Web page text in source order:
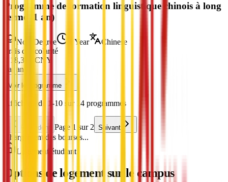
Programme de formation linguistique chinois à long
terme (1 an)
Non-Degree 1 Year
Chinese
Frais de scolarité
18,300
CNY
par an
Voir le programme
Affichage de 1-10 sur 14 programmes
Précédent Page 1 sur 2 Suivant
Chargement des bourses...
Logement étudiant
Options de logement sur le campus